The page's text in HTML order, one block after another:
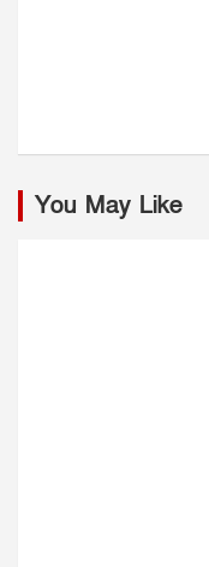
You May Like